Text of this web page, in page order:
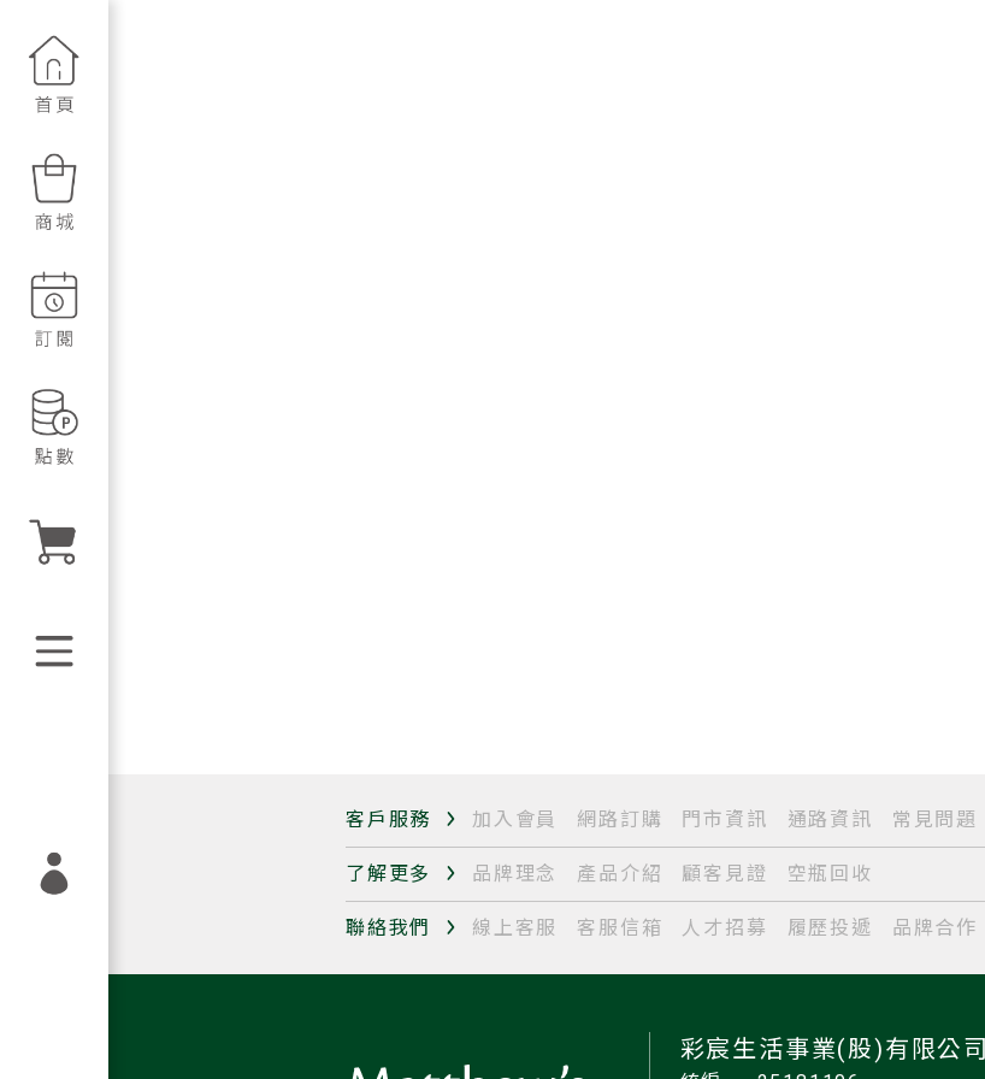
客戶服務 加入會員 網路訂購 門市資訊 通路資訊 常見問題
了解更多 品牌理念 產品介紹 顧客見證 空瓶回收
聯絡我們 線上客服 客服信箱 人才招募 履歷投遞 品牌合作
彩宸生活事業(股)有限公司